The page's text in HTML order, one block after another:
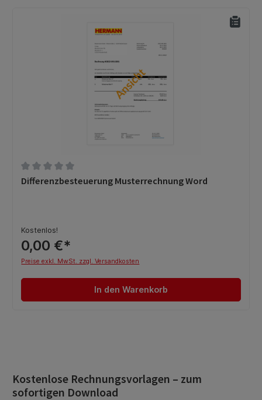
Durchschnittliche Bewertung von 0 von 5 Sternen
Differenzbesteuerung Musterrechnung Word
Kostenlos!
0,00 €*
Preise exkl. MwSt. zzgl. Versandkosten
In den Warenkorb
Kostenlose Rechnungsvorlagen – zum
sofortigen Download